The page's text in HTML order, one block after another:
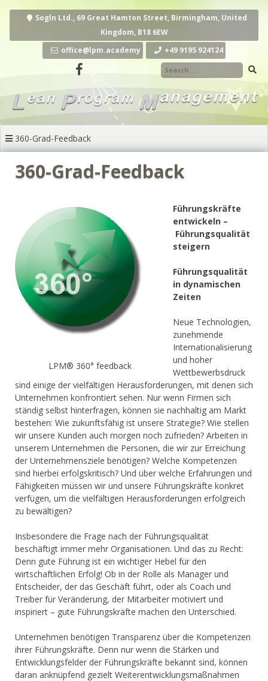
Sogln Ltd., 69 Great Hamton Street, Birmingham, United
Kingdom, B18 6EW
office@lpm.academy
+49 9195 924124‬
360-Grad-Feedback
360-Grad-Feedback
LPM® 360° feedback
Führungskräfte
entwickeln –
Führungsqualität
steigern
Führungsqualität
in dynamischen
Zeiten
Neue Technologien,
zunehmende
Internationalisierung
und hoher
Wettbewerbsdruck
sind einige der vielfältigen Herausforderungen, mit denen sich
Unternehmen konfrontiert sehen. Nur wenn Firmen sich
ständig selbst hinterfragen, können sie nachhaltig am Markt
bestehen: Wie zukunftsfähig ist unsere Strategie? Wie stellen
wir unsere Kunden auch morgen noch zufrieden? Arbeiten in
unserem Unternehmen die Personen, die wir zur Erreichung
der Unternehmensziele benötigen? Welche Kompetenzen
sind hierbei erfolgskritisch? Und über welche Erfahrungen und
Fähigkeiten müssen wir und unsere Führungskräfte konkret
verfügen, um die vielfältigen Herausforderungen erfolgreich
zu bewältigen?
Insbesondere die Frage nach der Führungsqualität
beschäftigt immer mehr Organisationen. Und das zu Recht:
Denn gute Führung ist ein wichtiger Hebel für den
wirtschaftlichen Erfolg! Ob in der Rolle als Manager und
Entscheider, der das Geschäft führt, oder als Coach und
Treiber für Veränderung, der Mitarbeiter motiviert und
inspiriert – gute Führungskräfte machen den Unterschied.
Unternehmen benötigen Transparenz über die Kompetenzen
ihrer Führungskräfte. Denn nur wenn die Stärken und
Entwicklungsfelder der Führungskräfte bekannt sind, können
daran anknüpfend gezielt Weiterentwicklungsmaßnahmen